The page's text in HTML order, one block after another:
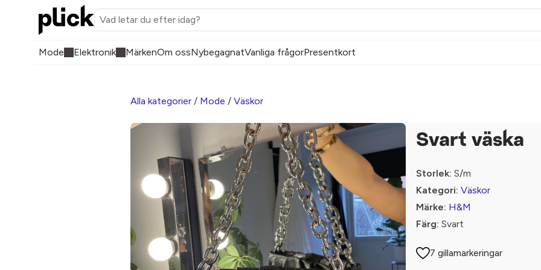
Mode Elektronik MärkenOm ossNybegagnatVanliga frågorPresentkort
Alla kategorier / Mode / Väskor
Svart väska
Storlek: S/m
Kategori: Väskor
Märke: H&M
Färg: Svart
7 gillamarkeringar